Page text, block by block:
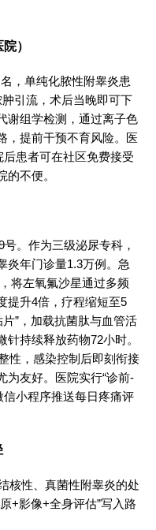
）
，单纯化脓性附睾炎患
引流，术后当晚即可下
谢组学检测，通过离子色
，提前干预不育风险。医
后患者可在社区免费接受
不便。
。作为三级泌尿专科，
炎年门诊量1.3万例。急
将左氧氟沙星通过多频
提升4倍，疗程缩短至5
”，加载抗菌肽与血管活
持续释放药物72小时。
性，感染控制后即刻衔接
为友好。医院实行“诊前-
小程序推送每日疼痛评
核性、真菌性附睾炎的处
+影像+全身评估”写入路